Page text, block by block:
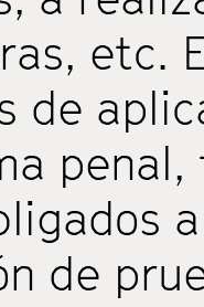
etc.
de
de